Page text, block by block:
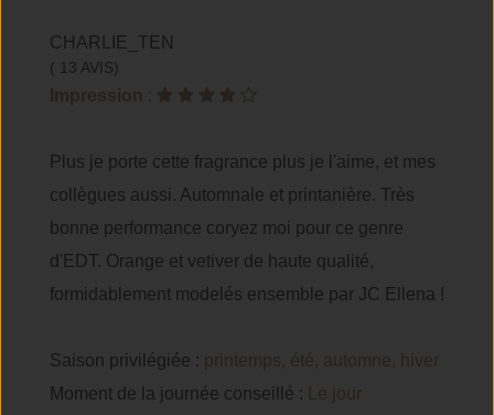
CHARLIE_TEN
( 13 AVIS)
Impression :
Plus je porte cette fragrance plus je l'aime, et mes
collègues aussi. Automnale et printanière. Très
bonne performance coryez moi pour ce genre
d'EDT. Orange et vetiver de haute qualité,
formidablement modelés ensemble par JC Ellena !
Saison privilégiée : printemps, été, automne, hiver
Moment de la journée conseillé :
Le jour